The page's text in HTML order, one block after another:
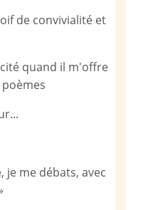
de convivialité et
quand il m'offre
je me débats, avec